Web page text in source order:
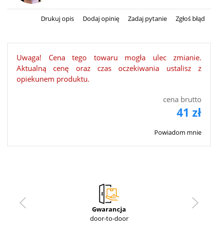
Drukuj opis Dodaj opinię Zadaj pytanie Zgłoś błąd
Uwaga! Cena tego towaru mogła ulec zmianie.
Aktualną cenę oraz czas oczekiwania ustalisz z
opiekunem produktu.
cena brutto
41 zł
Powiadom mnie
Gwarancja
door-to-door